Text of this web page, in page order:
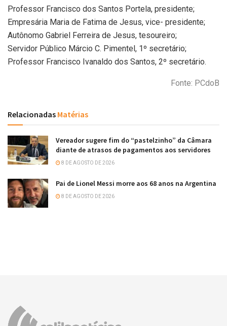
Professor Francisco dos Santos Portela, presidente;
Empresária Maria de Fatima de Jesus, vice- presidente;
Autônomo Gabriel Ferreira de Jesus, tesoureiro;
Servidor Público Márcio C. Pimentel, 1º secretário;
Professor Francisco Ivanaldo dos Santos, 2º secretário.
Fonte: PCdoB
Relacionadas Matérias
Vereador sugere fim do “pastelzinho” da Câmara
diante de atrasos de pagamentos aos servidores
8 DE AGOSTO DE 2026
Pai de Lionel Messi morre aos 68 anos na Argentina
8 DE AGOSTO DE 2026